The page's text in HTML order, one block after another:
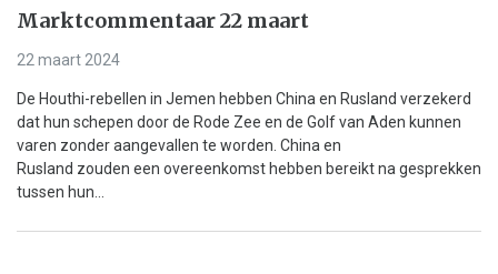
Marktcommentaar 22 maart
22 maart 2024
De Houthi-rebellen in Jemen hebben China en Rusland verzekerd
dat hun schepen door de Rode Zee en de Golf van Aden kunnen
varen zonder aangevallen te worden. China en
Rusland zouden een overeenkomst hebben bereikt na gesprekken
tussen hun...